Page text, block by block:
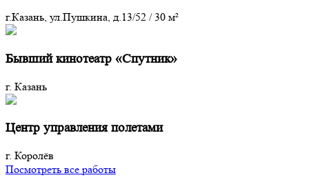
г.Казань, ул.Пушкина, д.13/52 /30 м²
Бывший кинотеатр «Спутник»
г. Казань
Центр управления полетами
г. Королёв
Посмотреть все работы